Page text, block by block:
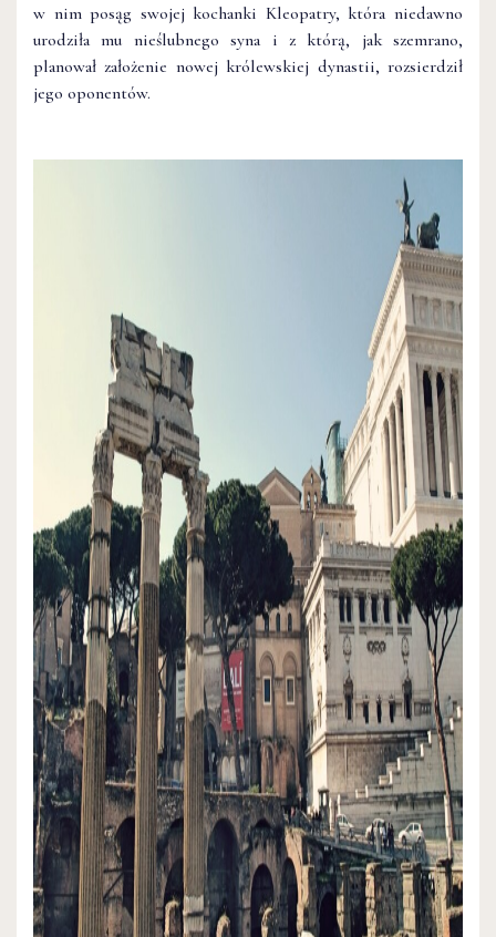
w nim posąg swojej kochanki Kleopatry, która niedawno
urodziła mu nieślubnego syna i z którą, jak szemrano,
planował założenie nowej królewskiej dynastii, rozsierdził
jego oponentów.